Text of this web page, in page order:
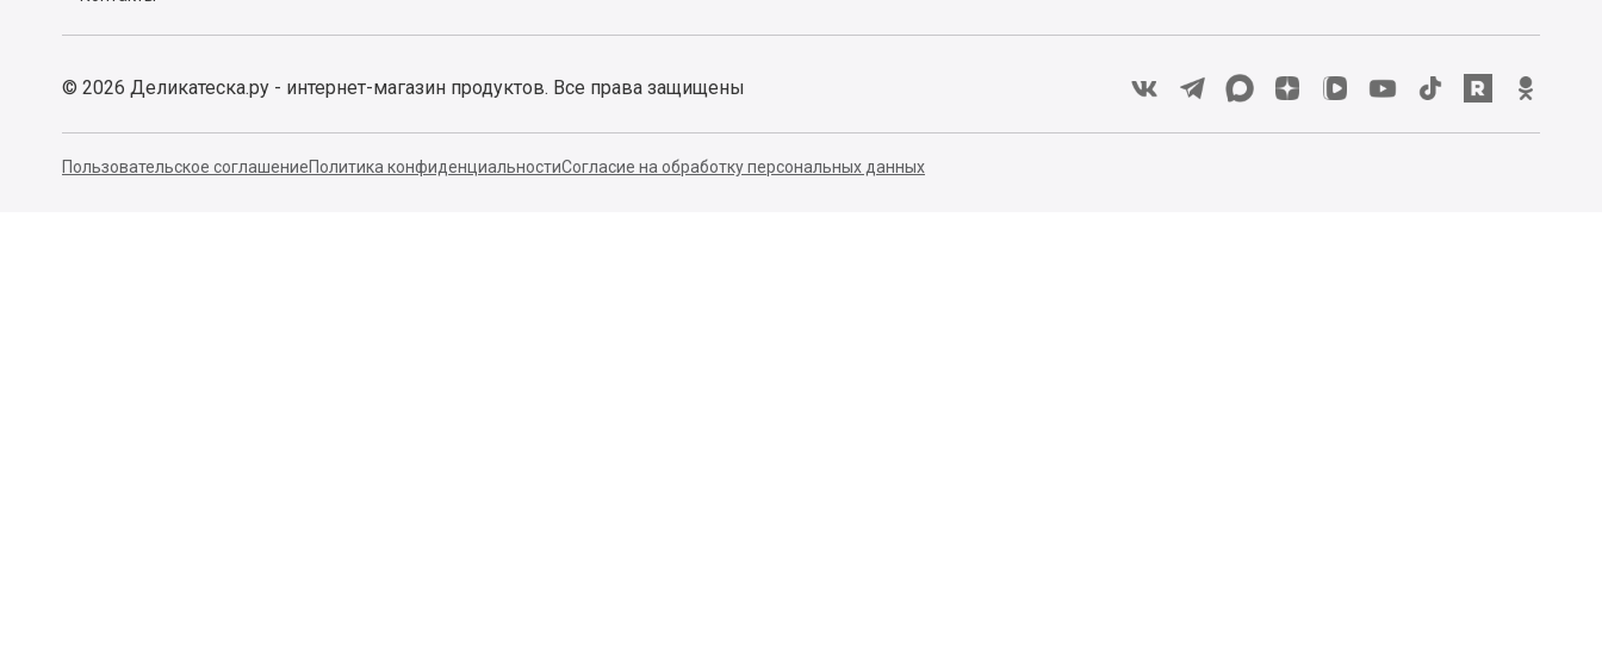
© 2026 Деликатеска.ру - интернет-магазин продуктов. Все права защищены
Пользовательское соглашениеПолитика конфиденциальностиСогласие на обработку персональных данных